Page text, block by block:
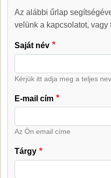
Kapcsolat
Az alábbi űrlap
velünk a kapcsolatot, vagy
Saját név
Kérjük itt adja meg a teljes
E-mail cím
Az Ön email címe
Tárgy